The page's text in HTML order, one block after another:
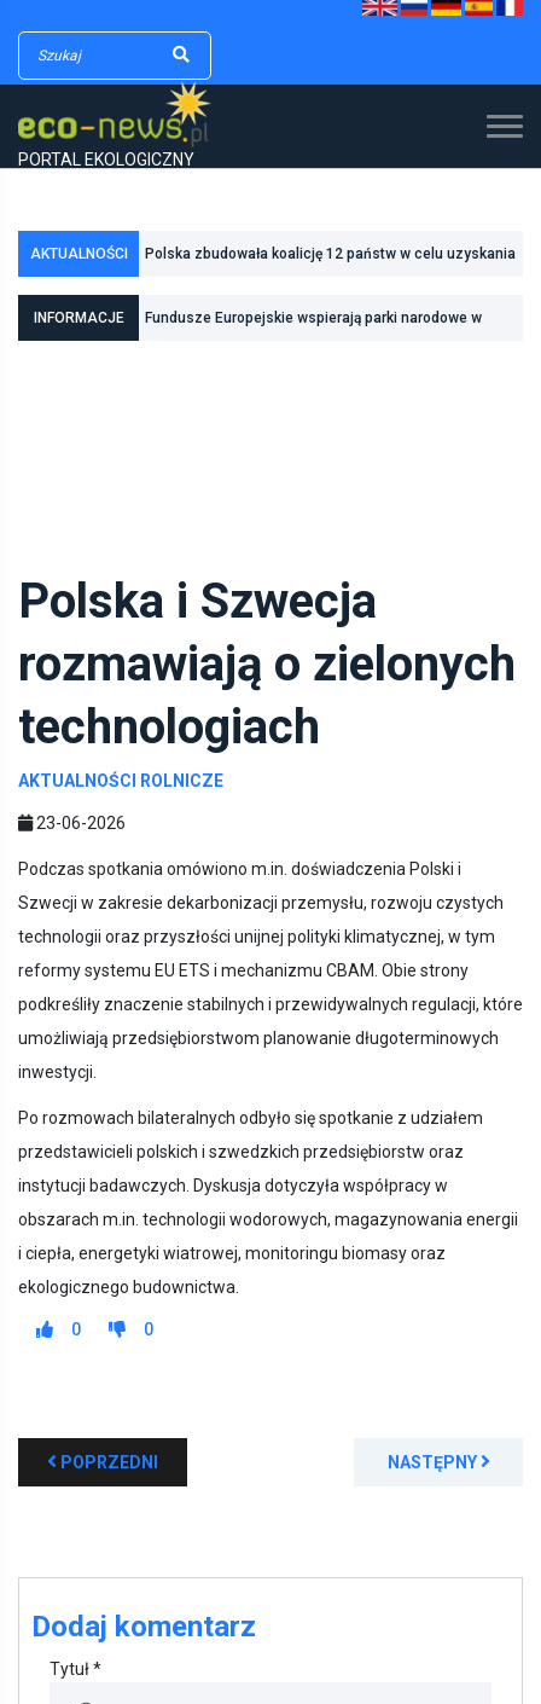
PORTAL EKOLOGICZNY
AKTUALNOŚCI Polska zbudowała koalicję 12 państw w celu uzyskania
INFORMACJE Fundusze Europejskie wspierają parki narodowe w
Polska i Szwecja
rozmawiają o zielonych
technologiach
AKTUALNOŚCI ROLNICZE
23-06-2026
Podczas spotkania omówiono m.in. doświadczenia Polski i
Szwecji w zakresie dekarbonizacji przemysłu, rozwoju czystych
technologii oraz przyszłości unijnej polityki klimatycznej, w tym
reformy systemu EU ETS i mechanizmu CBAM. Obie strony
podkreśliły znaczenie stabilnych i przewidywalnych regulacji, które
umożliwiają przedsiębiorstwom planowanie długoterminowych
inwestycji.
Po rozmowach bilateralnych odbyło się spotkanie z udziałem
przedstawicieli polskich i szwedzkich przedsiębiorstw oraz
instytucji badawczych. Dyskusja dotyczyła współpracy w
obszarach m.in. technologii wodorowych, magazynowania energii
i ciepła, energetyki wiatrowej, monitoringu biomasy oraz
ekologicznego budownictwa.
0 0
POPRZEDNI NASTĘPNY
Dodaj komentarz
Tytuł *